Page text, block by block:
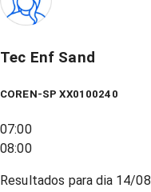
Tec Enf Sand
COREN-SP XX0100240
07:00
08:00
Resultados para dia 14/08